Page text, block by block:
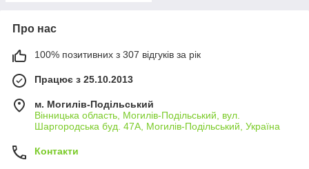
Про нас
100% позитивних з 307 відгуків за рік
Працює з 25.10.2013
м. Могилів-Подільський
Вінницька область, Могилів-Подільський, вул.
Шаргородська буд. 47А, Могилів-Подільський, Україна
Контакти